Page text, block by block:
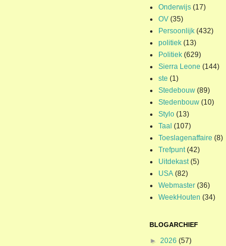
Onderwijs (17)
OV (35)
Persoonlijk (432)
politiek (13)
Politiek (629)
Sierra Leone (144)
ste (1)
Stedebouw (89)
Stedenbouw (10)
Stylo (13)
Taal (107)
Toeslagenaffaire (8)
Trefpunt (42)
Uitdekast (5)
USA (82)
Webmaster (36)
WeekHouten (34)
BLOGARCHIEF
► 2026 (57)